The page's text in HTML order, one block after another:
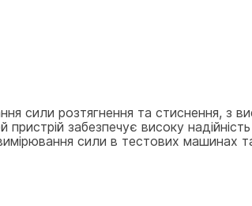
сили розтягнення та стиснення, з
забезпечує високу
сили в тестових машинах